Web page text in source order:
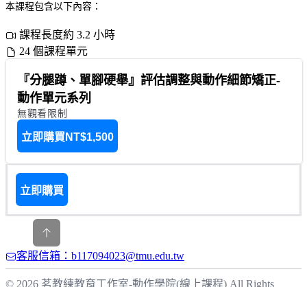
本課程包含以下內容：
課程長度約 3.2 小時
24 個課程單元
『分腿蹲、單腳硬舉』評估調整與動作細節矯正-
動作單元系列
無觀看限制
立即購買 NT$1,500
立即購買
客服信箱：b117094023@tmu.edu.tw
© 2026 茗教練教育工作室-動作學院(線上課程) All Rights